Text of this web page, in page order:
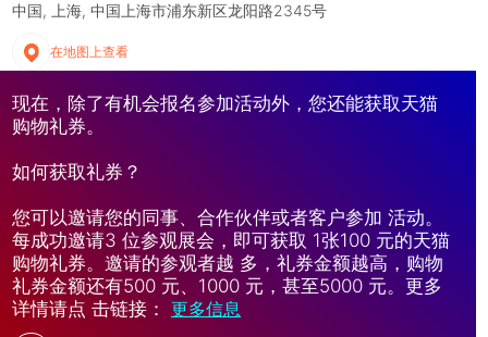
中国 上海 中国上海市浦东新区龙阳路2345号
在地图上查看
现在，除了有机会报名参加活动外，您还能获取天猫
购物礼券。
如何获取礼券？
您可以邀请您的同事、合作伙伴或者客户参加 活动。
每成功邀请3 位参观展会，即可获取 1张100 元的天猫
购物礼券。邀请的参观者越 多，礼券金额越高，购物
礼券金额还有500 元、1000 元，甚至5000 元。更多
详情请点 击链接： 更多信息